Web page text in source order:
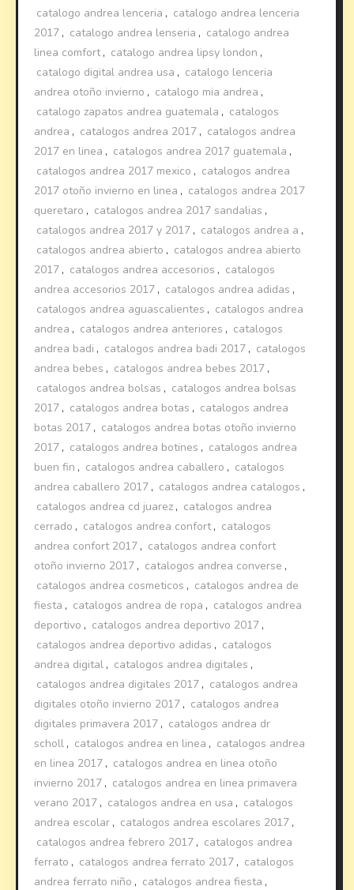
catalogo andrea lenceria , catalogo andrea lenceria
2017 , catalogo andrea lenseria , catalogo andrea
linea comfort, catalogo andrea lipsy london ,
catalogo digital andrea usa , catalogo lenceria
andrea otoño invierno , catalogo mia andrea ,
catalogo zapatos andrea guatemala , catalogos
andrea , catalogos andrea 2017 , catalogos andrea
2017 en linea , catalogos andrea 2017 guatemala ,
catalogos andrea 2017 mexico , catalogos andrea
2017 otoño invierno en linea , catalogos andrea 2017
queretaro , catalogos andrea 2017 sandalias ,
catalogos andrea 2017 y 2017 , catalogos andrea a ,
catalogos andrea abierto , catalogos andrea abierto
2017 , catalogos andrea accesorios , catalogos
andrea accesorios 2017 , catalogos andrea adidas ,
catalogos andrea aguascalientes , catalogos andrea
andrea , catalogos andrea anteriores , catalogos
andrea badi , catalogos andrea badi 2017 , catalogos
andrea bebes , catalogos andrea bebes 2017 ,
catalogos andrea bolsas , catalogos andrea bolsas
2017 , catalogos andrea botas , catalogos andrea
botas 2017 , catalogos andrea botas otoño invierno
2017 , catalogos andrea botines , catalogos andrea
buen fin , catalogos andrea caballero , catalogos
andrea caballero 2017 , catalogos andrea catalogos ,
catalogos andrea cd juarez , catalogos andrea
cerrado , catalogos andrea confort, catalogos
andrea confort 2017 , catalogos andrea confort
otoño invierno 2017 , catalogos andrea converse ,
catalogos andrea cosmeticos , catalogos andrea de
fiesta , catalogos andrea de ropa , catalogos andrea
deportivo , catalogos andrea deportivo 2017 ,
catalogos andrea deportivo adidas , catalogos
andrea digital , catalogos andrea digitales ,
catalogos andrea digitales 2017 , catalogos andrea
digitales otoño invierno 2017 , catalogos andrea
digitales primavera 2017 , catalogos andrea dr
scholl , catalogos andrea en linea , catalogos andrea
en linea 2017 , catalogos andrea en linea otoño
invierno 2017 , catalogos andrea en linea primavera
verano 2017 , catalogos andrea en usa , catalogos
andrea escolar , catalogos andrea escolares 2017 ,
catalogos andrea febrero 2017 , catalogos andrea
ferrato , catalogos andrea ferrato 2017 , catalogos
andrea ferrato niño , catalogos andrea fiesta ,